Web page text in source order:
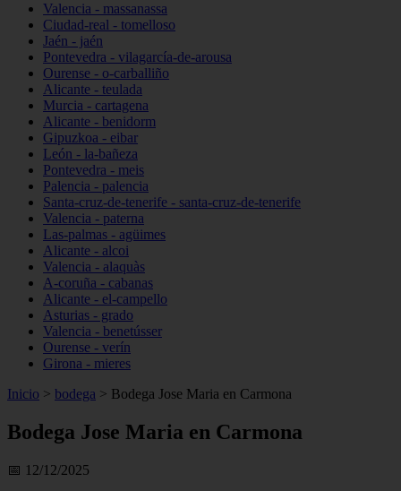
Valencia - massanassa
Ciudad-real - tomelloso
Jaén - jaén
Pontevedra - vilagarcía-de-arousa
Ourense - o-carballiño
Alicante - teulada
Murcia - cartagena
Alicante - benidorm
Gipuzkoa - eibar
León - la-bañeza
Pontevedra - meis
Palencia - palencia
Santa-cruz-de-tenerife - santa-cruz-de-tenerife
Valencia - paterna
Las-palmas - agüimes
Alicante - alcoi
Valencia - alaquàs
A-coruña - cabanas
Alicante - el-campello
Asturias - grado
Valencia - benetússer
Ourense - verín
Girona - mieres
Inicio > bodega > Bodega Jose Maria en Carmona
Bodega Jose Maria en Carmona
📅 12/12/2025